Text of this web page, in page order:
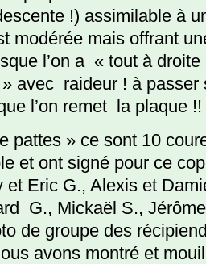
!) assimilable à
modérée mais offrant
l’on a « tout à
avec raideur ! à passer
l’on remet la plaque !!
pattes » ce sont 10
et ont signé pour ce
et Eric G., Alexis et
G., Mickaël S.,
de groupe des
avons montré et